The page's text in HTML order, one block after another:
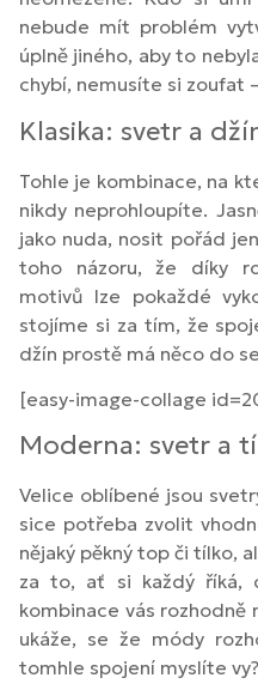
nebude mít problém
úplně jiného, aby to
chybí, nemusíte si zoufat
Klasika: svetr a
Tohle je kombinace, na
nikdy neprohloupíte.
jako nuda, nosit pořád
toho názoru, že díky
motivů lze pokaždé
stojíme si za tím, že
džín prostě má něco do
[easy-image-collage
Moderna: svetr a
Velice oblíbené jsou
sice potřeba zvolit
nějaký pěkný top či tílko,
za to, ať si každý říká,
kombinace vás
ukáže, se že módy
tomhle spojení myslíte vy?